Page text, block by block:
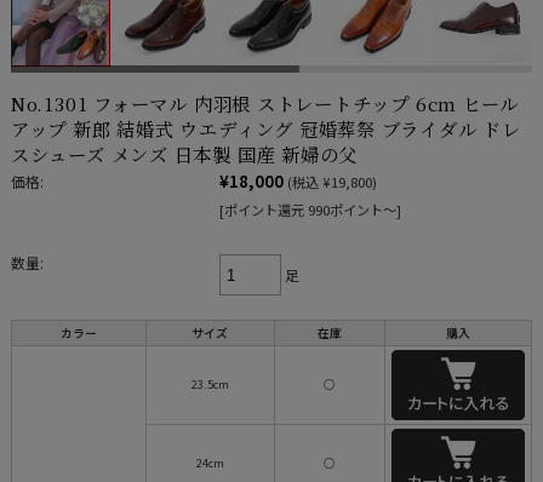
No.1301 フォーマル 内羽根 ストレートチップ 6cm ヒール
アップ 新郎 結婚式 ウエディング 冠婚葬祭 ブライダル ドレ
スシューズ メンズ 日本製 国産 新婦の父
価格: ¥18,000 (税込 ¥19,800)
[ポイント還元 990ポイント～]
数量:
足
カラー サイズ 在庫 購入
23.5cm ○
24cm ○